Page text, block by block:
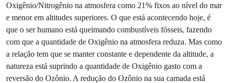
Oxigênio/Nitrogênio na atmosfera como 21% fixos ao nível do mar
e menor em altitudes superiores. O que está acontecendo hoje, é
que o ser humano está queimando combustíveis fósseis, fazendo
com que a quantidade de Oxigênio na atmosfera reduza. Mas como
a relação tem que se manter constante e dependente da altitude, a
natureza está suprindo a quantidade de Oxigênio gasto com a
reversão do Ozônio. A redução do Ozônio na sua camada está